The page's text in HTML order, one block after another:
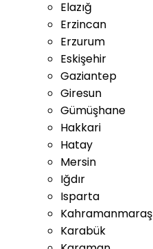
Elazığ
Erzincan
Erzurum
Eskişehir
Gaziantep
Giresun
Gümüşhane
Hakkari
Hatay
Mersin
Iğdır
Isparta
Kahramanmaraş
Karabük